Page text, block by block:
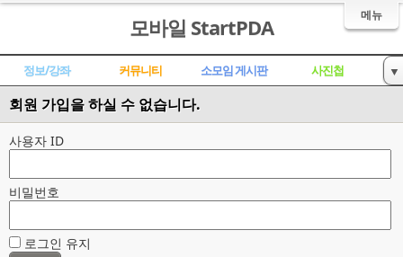
메뉴
모바일 StartPDA
정보/강좌 커뮤니티 소모임 게시판
사진첩
ROM 개발,공유
▼
자료실
회원 가입을 하실 수 없습니다.
사용자 ID
비밀번호
로그인 유지